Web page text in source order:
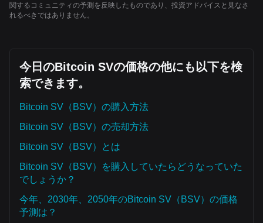
関するコミュニティの予測を反映したものであり、投資アドバイスと見なさ
れるべきではありません。
今日のBitcoin SVの価格の他にも以下を検
索できます。
Bitcoin SV（BSV）の購入方法
Bitcoin SV（BSV）の売却方法
Bitcoin SV（BSV）とは
Bitcoin SV（BSV）を購入していたらどうなっていた
でしょうか？
今年、2030年、2050年のBitcoin SV（BSV）の価格
予測は？